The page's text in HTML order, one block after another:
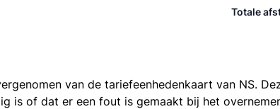
Totale
van de tariefeenhedenkaart van NS.
is of dat er een fout is gemaakt bij het